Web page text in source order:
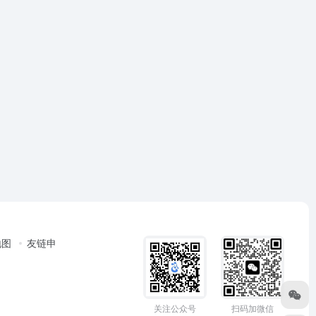
友链申
关注公众号 扫码加微信